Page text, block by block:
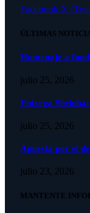
Facebook X
ÚLTIMAS
Homenaje a
julio 25, 2026
Entrega
julio 25, 2026
Apuesta por el
julio 23, 2026
MANTENTE